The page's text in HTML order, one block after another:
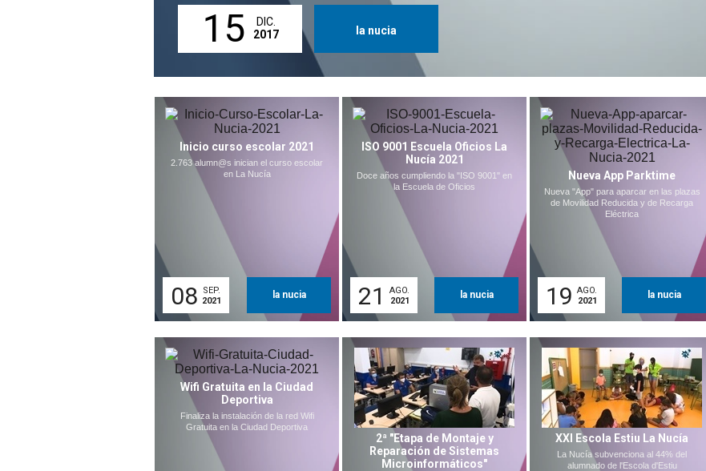
15
DIC.
2017
la nucia
Inicio curso escolar 2021
2.763 alumn@s inician el curso escolar
en La Nucía
08
SEP.
2021
la nucia
ISO 9001 Escuela Oficios La
Nucía 2021
Doce años cumpliendo la "ISO 9001" en
la Escuela de Oficios
21
AGO.
2021
la nucia
Nueva App Parktime
Nueva "App" para aparcar en las plazas
de Movilidad Reducida y de Recarga
Eléctrica
19 AGO.
2021
la nucia
Wifi Gratuita en la Ciudad
Deportiva
Finaliza la instalación de la red Wifi
Gratuita en la Ciudad Deportiva
2ª "Etapa de Montaje y
Reparación de Sistemas
Microinformáticos"
XXI Escola Estiu La Nucía
La Nucía subvenciona al 44% del
alumnado de l'Escola d'Estiu